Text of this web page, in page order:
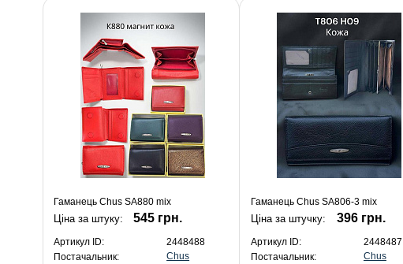
Гаманець Chus SA880 mix
Ціна за штуку: 545 грн.
Артикул ID:
2448488
Постачальник:
Chus
Гаманець Chus SA806-3 mix
Ціна за штучку: 396 грн.
Артикул ID:
2448487
Постачальник:
Chus